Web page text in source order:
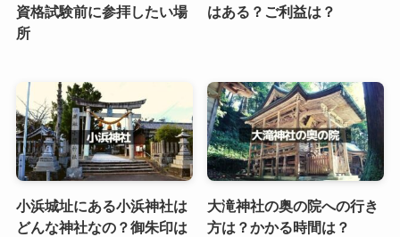
資格試験前に参拝したい場
所
はある？ご利益は？
小浜城址にある小浜神社は
どんな神社なの？御朱印は
大滝神社の奥の院への行き
方は？かかる時間は？